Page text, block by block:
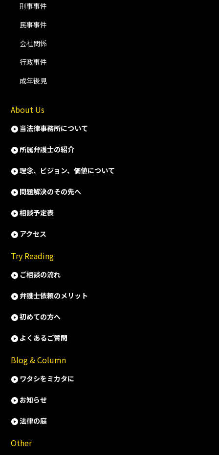
刑事事件
民事事件
会社関係
行政事件
成年後見
About Us
当法律事務所について
所属弁護士の紹介
理念、ビジョン、価値について
問題解決のその先へ
相談予定表
アクセス
Try Reading
ご相談の流れ
弁護士依頼のメリット
初めての方へ
よくあるご質問
Blog & Column
ワタシをミカタに
お知らせ
法律の庭
Other